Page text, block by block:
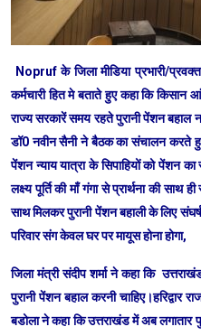
Nopruf के जिला मीडिया प्रभारी/
कर्मचारी हित मे बताते हुए कहा कि
राज्य सरकारें समय रहते पुरानी पेंशन बहाल
डॉ0 नवीन सैनी ने बैठक का संचालन करते
पेंशन न्याय यात्रा के सिपाहियों को पेंशन
लक्ष्य पूर्ति की माँ गंगा से प्रार्थना की साथ
साथ मिलकर पुरानी पेंशन बहाली के लिए
परिवार संग केवल घर पर मायूस होना होगा,
जिला मंत्री संदीप शर्मा ने कहा कि
पुरानी पेंशन बहाल करनी चाहिए।हरिद्वार
बडोला ने कहा कि उत्तराखंड में अब लगातार